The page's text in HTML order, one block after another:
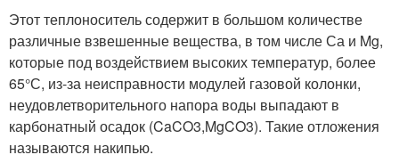
Этот теплоноситель содержит в большом количестве
различные взвешенные вещества, в том числе Са и Mg,
которые под воздействием высоких температур, более
65°С, из-за неисправности модулей газовой колонки,
неудовлетворительного напора воды выпадают в
карбонатный осадок (CaCO3,MgCO3). Такие отложения
называются накипью.